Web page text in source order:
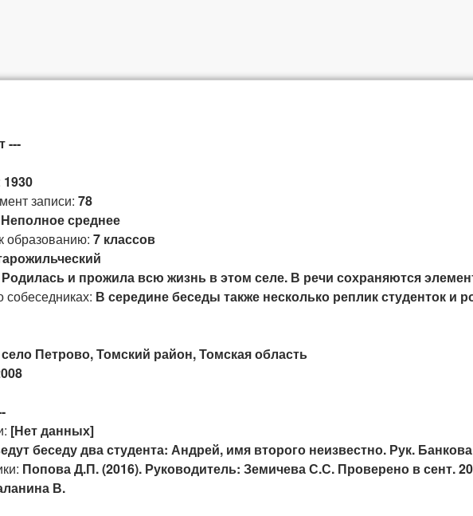
---
1930
записи:78
Неполное среднее
образованию:7 классов
Родилась и прожила всю жизнь в этом селе. В речи сохраняются
В середине беседы также несколько реплик студенток
село Петрово, Томский район, Томская область
[Нет данных]
беседу два студента: Андрей, имя второго неизвестно. Рук.
Попова Д.П. (2016). Руководитель: Земичева С.С. Проверено в сент.
В.